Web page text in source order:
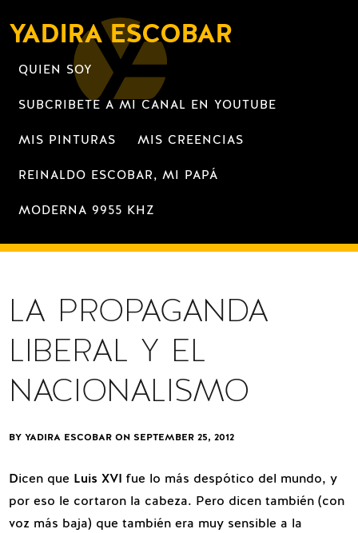
YADIRA ESCOBAR
QUIEN SOY
SUBCRIBETE A MI CANAL EN YOUTUBE
MIS PINTURAS MIS CREENCIAS
REINALDO ESCOBAR, MI PAPÁ
MODERNA 9955 KHZ
LA PROPAGANDA
LIBERAL Y EL
NACIONALISMO
BY YADIRA ESCOBAR ON SEPTEMBER 25, 2012
Dicen que Luis XVI fue lo más despótico del mundo, y
por eso le cortaron la cabeza. Pero dicen también (con
voz más baja) que también era muy sensible a la